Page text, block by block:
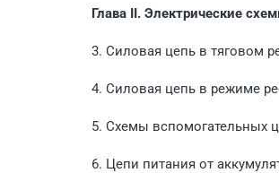
Глава II. Электрические
3. Силовая цепь в тяговом
4. Силовая цепь в режиме
5. Схемы вспомогательных
6. Цепи питания от